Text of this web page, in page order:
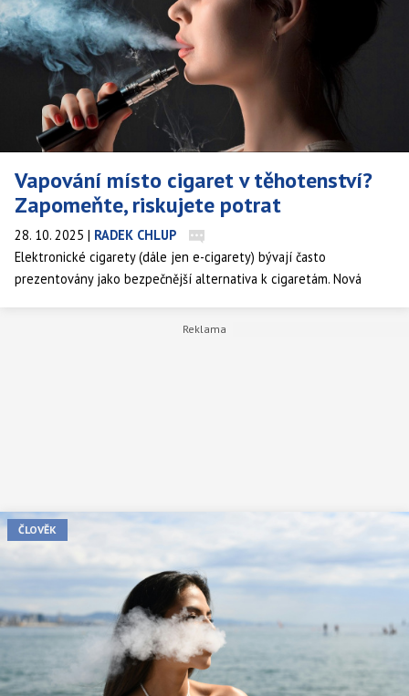
Vapování místo cigaret v těhotenství?
Zapomeňte, riskujete potrat
28. 10. 2025 | RADEK CHLUP
Elektronické cigarety (dále jen e-cigarety) bývají často
prezentovány jako bezpečnější alternativa k cigaretám. Nová
vapování může vážně poškodit vývoj plodu i placenty.
ČLOVĚK